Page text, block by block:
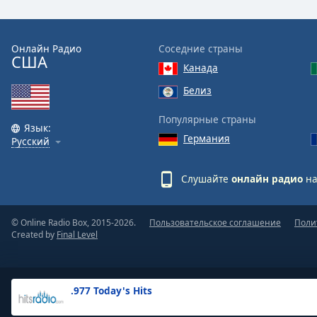
Text
Opacity
Background
.977 Today's Hits
Онлайн Радио
США
Язык:
Русский
Соседние страны
Канада
Белиз
Популярные страны
Германия
Слушайте онлайн радио
© Online Radio Box, 2015-2026.
Created by Final Level
Пользовательское соглашение